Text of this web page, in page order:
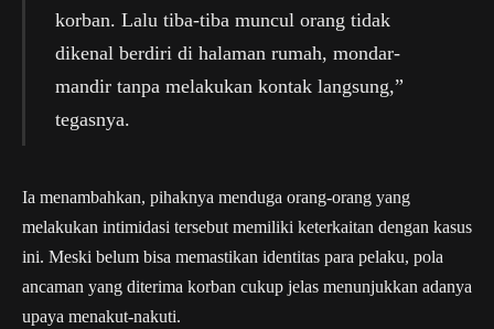
korban. Lalu tiba-tiba muncul orang tidak
dikenal berdiri di halaman rumah, mondar-
mandir tanpa melakukan kontak langsung,”
tegasnya.
Ia menambahkan, pihaknya menduga orang-orang yang
melakukan intimidasi tersebut memiliki keterkaitan dengan kasus
ini. Meski belum bisa memastikan identitas para pelaku, pola
ancaman yang diterima korban cukup jelas menunjukkan adanya
upaya menakut-nakuti.